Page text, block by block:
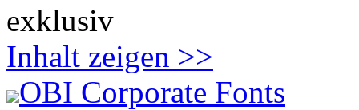
exklusiv
Inhalt zeigen >>
OBI Corporate Fonts